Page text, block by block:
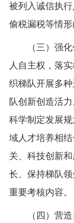
被列入诚信执
偷税漏税等情形
（三）强
人自主权，落
织梯队开展多
队创新创造活
科学制定发展
域人才培养相
关、科技创新
长、保持梯队
重要考核内容。
（四）营